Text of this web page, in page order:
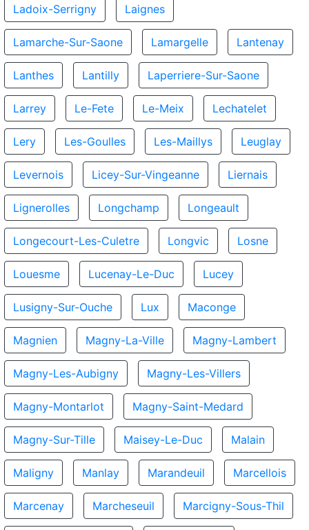
Ladoix-Serrigny Laignes
Lamarche-Sur-Saone Lamargelle Lantenay
Lanthes Lantilly Laperriere-Sur-Saone
Larrey Le-Fete Le-Meix Lechatelet
Lery Les-Goulles Les-Maillys Leuglay
Levernois Licey-Sur-Vingeanne Liernais
Lignerolles Longchamp Longeault
Longecourt-Les-Culetre Longvic Losne
Louesme Lucenay-Le-Duc Lucey
Lusigny-Sur-Ouche Lux Maconge
Magnien Magny-La-Ville Magny-Lambert
Magny-Les-Aubigny Magny-Les-Villers
Magny-Montarlot Magny-Saint-Medard
Magny-Sur-Tille Maisey-Le-Duc Malain
Maligny Manlay Marandeuil Marcellois
Marcenay Marcheseuil Marcigny-Sous-Thil